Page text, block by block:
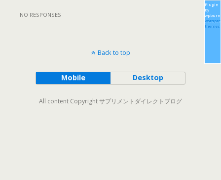
NO RESPONSES
Plugin
by
themes
Back to top
Mobile Desktop
All content Copyright サプリメントダイレクトブログ